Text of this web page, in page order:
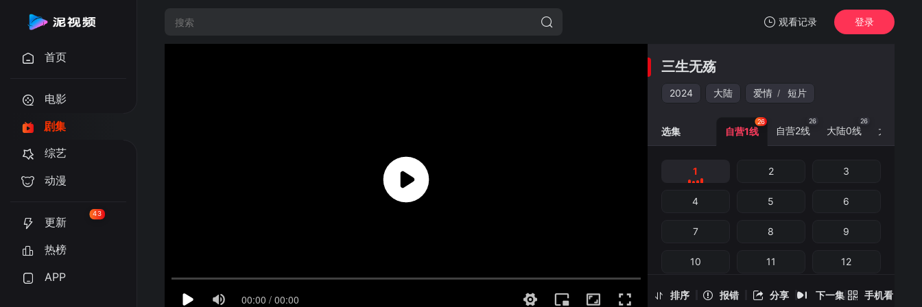
观看记录
我的观影记录
1
三生无殇
登录
首页
电影
剧集
综艺
动漫
更新
43
热榜
APP
三生无殇
2024 大陆 爱情 / 短片
排序 报错 分享 下一集 手机看
选集 自营1线
26
自营2线
26
大陆0线
26
大陆3线
1 2 3
4 5 6
7 8 9
10 11 12
14 15